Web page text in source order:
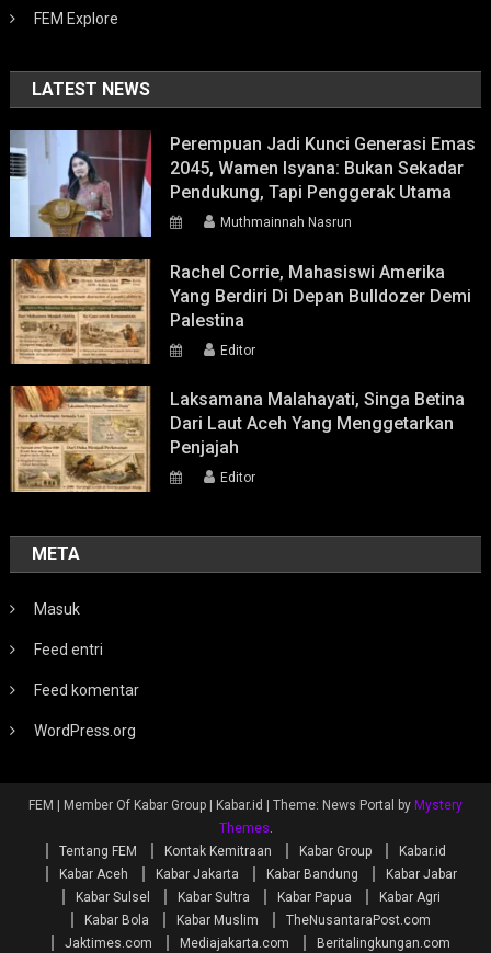
FEM Explore
LATEST NEWS
Perempuan Jadi Kunci Generasi Emas
2045, Wamen Isyana: Bukan Sekadar
Pendukung, Tapi Penggerak Utama
Muthmainnah Nasrun
Rachel Corrie, Mahasiswi Amerika
Yang Berdiri Di Depan Bulldozer Demi
Palestina
Editor
Laksamana Malahayati, Singa Betina
Dari Laut Aceh Yang Menggetarkan
Penjajah
Editor
META
Masuk
Feed entri
Feed komentar
WordPress.org
FEM | Member Of Kabar Group | Kabar.id Theme: News Portal by Mystery
Themes.
Tentang FEM
Kontak Kemitraan Kabar Group
Kabar.id
Kabar Aceh
Kabar Jakarta Kabar Bandung
Kabar Jabar
Kabar Sulsel
Kabar Sultra Kabar Papua
Kabar Agri
Kabar Bola
Kabar Muslim
TheNusantaraPost.com
Jaktimes.com
Mediajakarta.com Beritalingkungan.com